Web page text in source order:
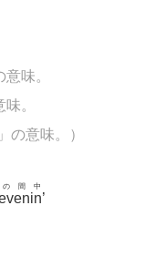
味。
。
の意味。）
の間中